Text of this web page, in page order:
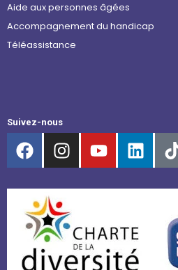
Aide aux personnes âgées
Accompagnement du handicap
Téléassistance
Suivez-nous